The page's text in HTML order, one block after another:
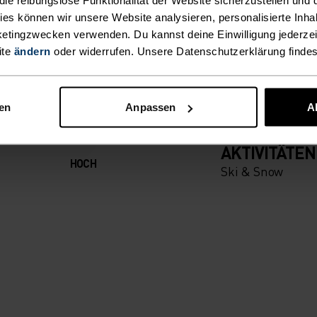
können wir unsere Website analysieren, personalisierte
verwenden. Du kannst deine Einwilligung
ändern oder widerrufen. Unsere Datenschutzerklärung
Anpassen
U
U
du bestimmst, wie
HOCH
ALLES
AKTIVITÄTEN
Ski & Snow